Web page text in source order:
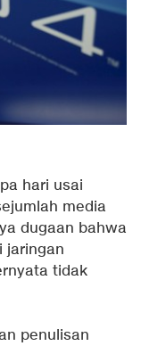
hari usai
media
dugaan bahwa
jaringan
tidak
penulisan